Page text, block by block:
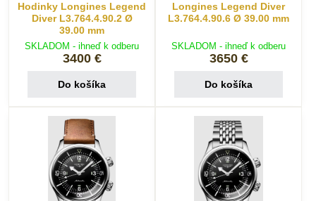
Hodinky Longines Legend
Diver L3.764.4.90.2 Ø
39.00 mm
SKLADOM - ihneď k odberu
3400 €
Do košíka
Longines Legend Diver
L3.764.4.90.6 Ø 39.00 mm
SKLADOM - ihneď k odberu
3650 €
Do košíka